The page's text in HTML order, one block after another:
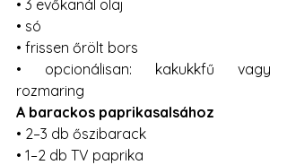
• 3 evőkanál olaj
• só
• frissen őrölt bors
• opcionálisan: kakukkfű vagy
rozmaring
A barackos paprikasalsához
• 2–3 db őszibarack
• 1–2 db TV paprika